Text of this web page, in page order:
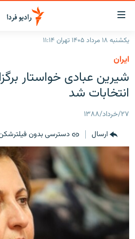
لینک‌های
قابلیت
دسترسی
بازگشت
منوی
اصلی
رفتن
صفحه
جستجو
ایران
جهان
برنامه‌های رادیویی
فرکانس‌ها
پادکست
چندرسانه‌ای
گزارش‌های تصویری
گزارش‌های ویدئویی
زنان فردا
English
به ما بپیوندید
یکشنبه ۱۸ مرداد ۱۴۰۵ تهران ۱۱:۱۴
ايران
شيرين عبادی خواستار
انتخابات شد
۲۷/خرداد/۱۳۸۸
ارسال
دسترسی بدون